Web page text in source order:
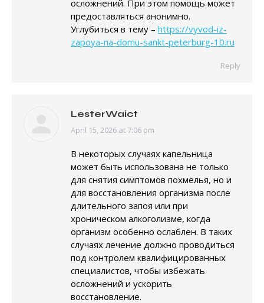
осложнений. При этом помощь может
предоставляться анонимно.
Углубиться в тему – https://vyvod-iz-
zapoya-na-domu-sankt-peterburg-10.ru
Reply
LesterWaict
says:
April 15, 2026 at 7:06 pm
В некоторых случаях капельница
может быть использована не только
для снятия симптомов похмелья, но и
для восстановления организма после
длительного запоя или при
хроническом алкоголизме, когда
организм особенно ослаблен. В таких
случаях лечение должно проводиться
под контролем квалифицированных
специалистов, чтобы избежать
осложнений и ускорить
восстановление.